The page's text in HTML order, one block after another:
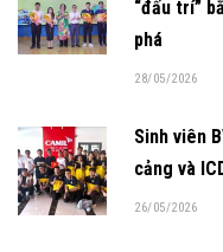
“đấu trí”
phá
28/05/2026
Sinh viên
cảng và
26/05/2026